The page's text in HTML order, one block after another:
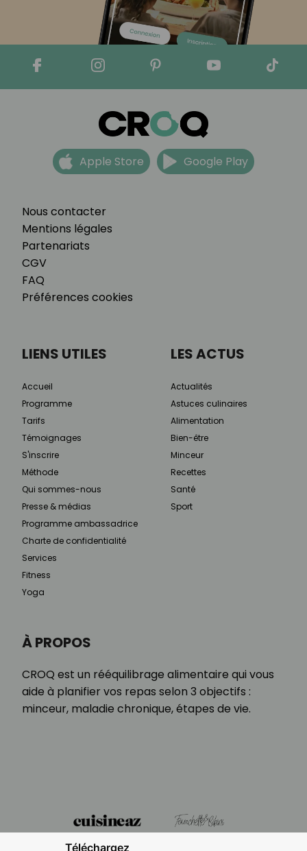
Nous contacter
Mentions légales
Partenariats
CGV
FAQ
Préférences cookies
Apple Store Google Play
À PROPOS
CROQ est un rééquilibrage alimentaire qui vous
aide à planifier vos repas selon 3 objectifs :
minceur, maladie chronique, étapes de vie.
LIENS UTILES
Accueil
Programme
Tarifs
Témoignages
S'inscrire
Méthode
Qui sommes-nous
Presse & médias
Programme ambassadrice
Charte de confidentialité
Services
Fitness
Yoga
LES ACTUS
Actualités
Astuces culinaires
Alimentation
Bien-être
Minceur
Recettes
Santé
Sport
Téléchargez